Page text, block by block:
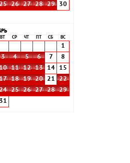
26 27 28 29 30
ВТ СР ЧТ СБ ВС
1
3 4 5 6 7
8
11 12 13 14
15
18 19 20 21
22
25 26 27 28
29
31